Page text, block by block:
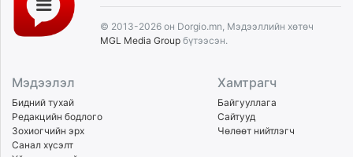
© 2013-2026 он Dorgio.mn, Мэдээллийн хөтөч
MGL Media Group бүтээсэн.
Мэдээлэл
Бидний тухай
Редакцийн бодлого
Зохиогчийн эрх
Санал хүсэлт
Хамтрагч
Байгууллага
Сайтууд
Чөлөөт нийтлэгч